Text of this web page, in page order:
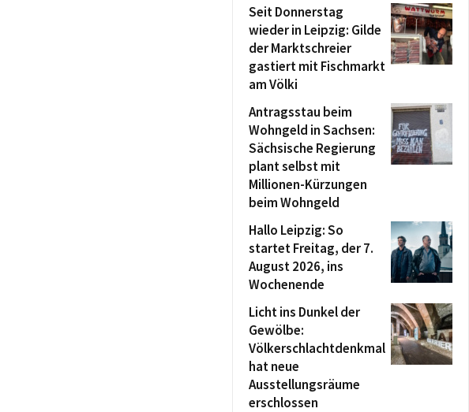
Seit Donnerstag
wieder in Leipzig: Gilde
der Marktschreier
gastiert mit Fischmarkt
am Völki
Antragsstau beim
Wohngeld in Sachsen:
Sächsische Regierung
plant selbst mit
Millionen-Kürzungen
beim Wohngeld
Hallo Leipzig: So
startet Freitag, der 7.
August 2026, ins
Wochenende
Licht ins Dunkel der
Gewölbe:
Völkerschlachtdenkmal
hat neue
Ausstellungsräume
erschlossen